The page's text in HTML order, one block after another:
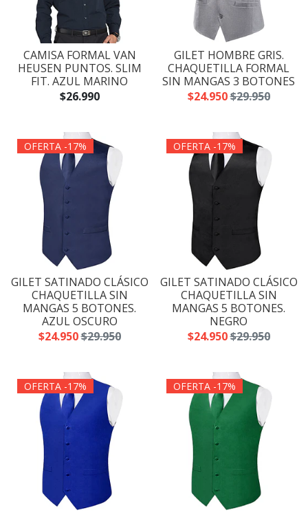
CAMISA FORMAL VAN
HEUSEN PUNTOS. SLIM
FIT. AZUL MARINO
$26.990
GILET HOMBRE GRIS.
CHAQUETILLA FORMAL
SIN MANGAS 3 BOTONES
$24.950$29.950
OFERTA -17%
GILET SATINADO CLÁSICO
CHAQUETILLA SIN
MANGAS 5 BOTONES.
AZUL OSCURO
$24.950$29.950
OFERTA -17%
GILET SATINADO CLÁSICO
CHAQUETILLA SIN
MANGAS 5 BOTONES.
NEGRO
$24.950$29.950
OFERTA -17% OFERTA -17%